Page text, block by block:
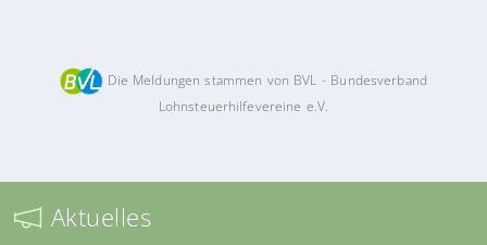
Die Meldungen stammen von BVL - Bundesverband
Lohnsteuerhilfevereine e.V.
Aktuelles